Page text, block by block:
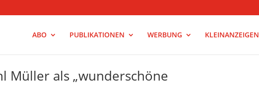
ABO PUBLIKATIONEN WERBUNG KLEINANZEIGEN
Müller als „wunderschöne